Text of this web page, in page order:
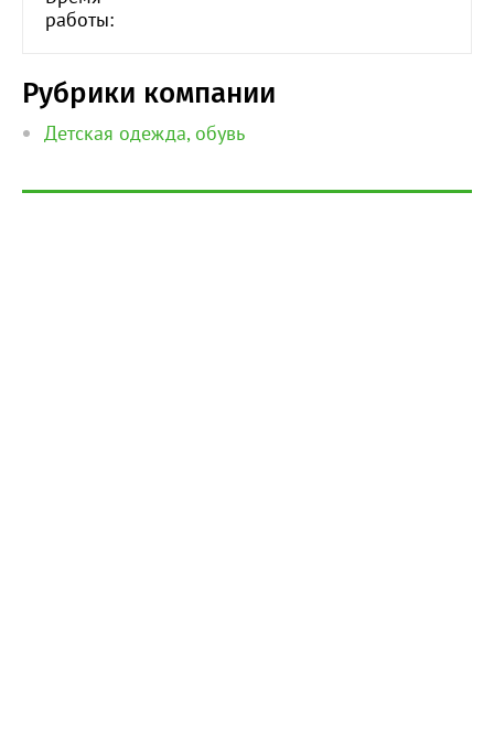
работы:
Рубрики компании
Детская одежда, обувь